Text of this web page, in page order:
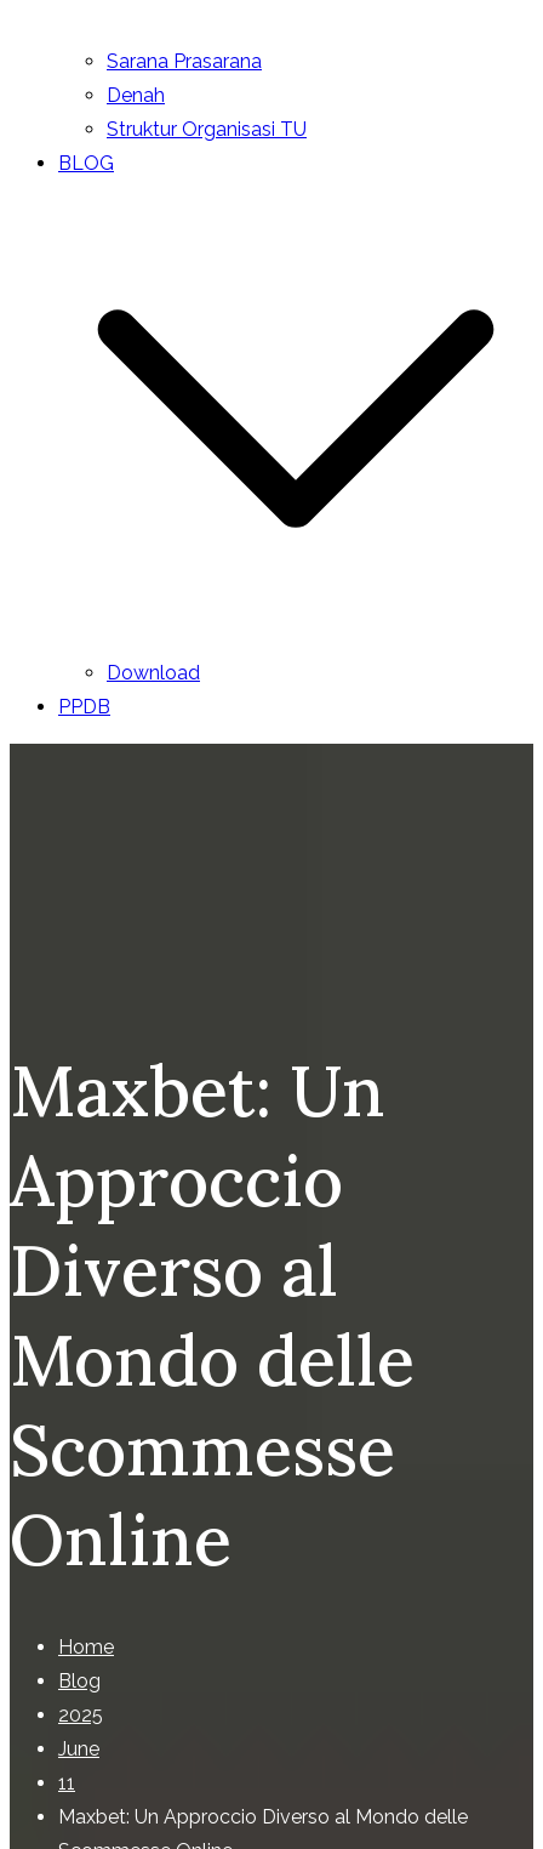
Sarana Prasarana
Denah
Struktur Organisasi TU
BLOG
Download
PPDB
Maxbet: Un
Approccio
Diverso al
Mondo delle
Scommesse
Online
Home
Blog
2025
June
11
Maxbet: Un Approccio Diverso al Mondo delle